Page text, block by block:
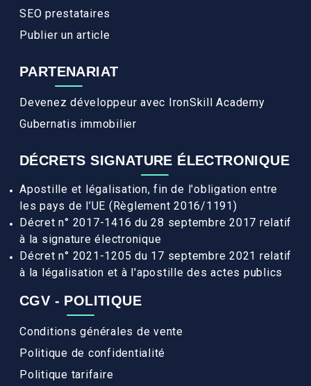
SEO prestataires
Publier un article
PARTENARIAT
Devenez développeur avec IronSkill Academy
Gubernatis immobilier
DÉCRETS SIGNATURE ÉLECTRONIQUE
Apostille et légalisation, fin de l'obligation entre
les pays de l’UE (Règlement 2016/1191)
Décret n° 2017-1416 du 28 septembre 2017 relatif
à la signature électronique
Décret n° 2021-1205 du 17 septembre 2021 relatif
à la légalisation et à l'apostille des actes publics
CGV - POLITIQUE
Conditions générales de vente
Politique de confidentialité
Politique tarifaire